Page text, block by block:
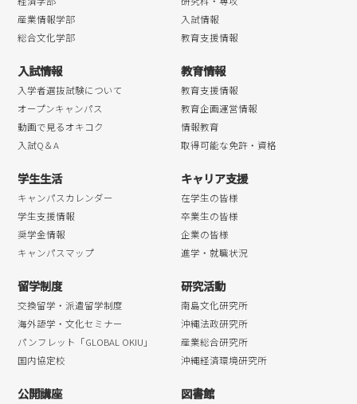
産業情報学部
総合文化学部
入試情報
教育支援情報
入試情報
入学者選抜試験について
オープンキャンパス
動画で見るオキコク
入試Q＆A
教育情報
教育支援情報
教育企画運営情報
情報教育
取得可能な免許・資格
学生生活
キャンパスカレンダー
学生支援情報
奨学金情報
キャンパスマップ
キャリア支援
在学生の皆様
卒業生の皆様
企業の皆様
進学・就職状況
留学制度
交換留学・派遣留学制度
海外語学・文化セミナー
パンフレット「GLOBAL OKIU」
国内協定校
研究活動
南島文化研究所
沖縄法政研究所
産業総合研究所
沖縄経済環境研究所
公開講座 図書館